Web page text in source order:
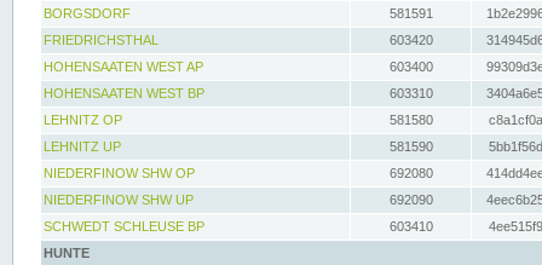
BORGSDORF
581591
FRIEDRICHSTHAL
603420
HOHENSAATEN WEST AP
603400
HOHENSAATEN WEST BP
603310
LEHNITZ OP
581580
LEHNITZ UP
581590
NIEDERFINOW SHW OP
692080
NIEDERFINOW SHW UP
692090
SCHWEDT SCHLEUSE BP
603410
HUNTE